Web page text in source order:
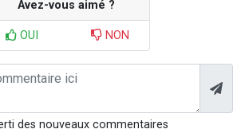
Avez-vous aimé ?
OUI NON
des nouveaux commentaires